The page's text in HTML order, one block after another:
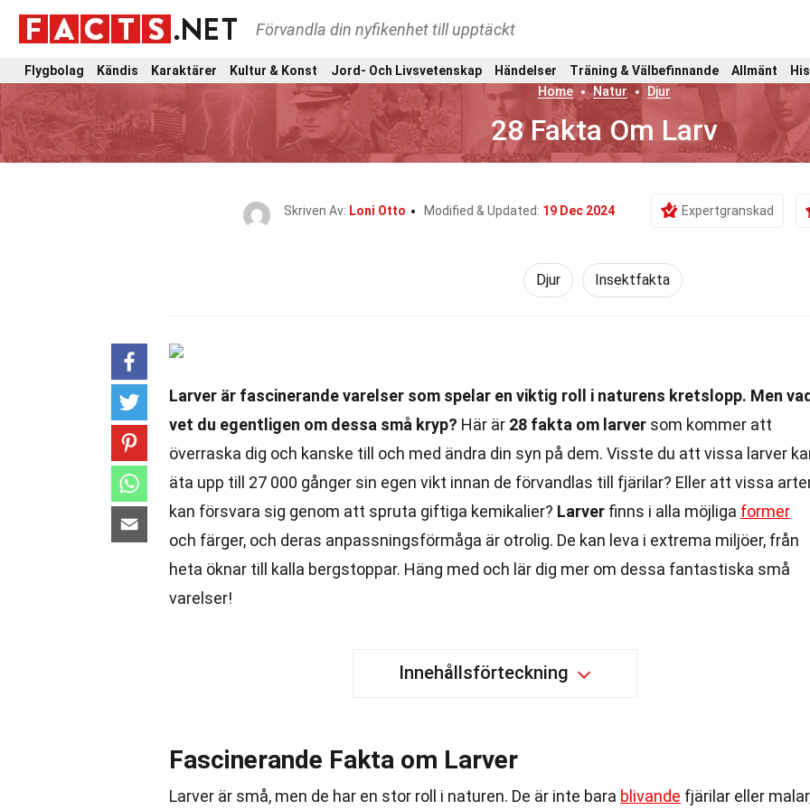
Förvandla din nyfikenhet till upptäckt
Flygbolag Kändis Karaktärer Kultur & Konst Jord- Och Livsvetenskap Händelser Träning & Välbefinnande Allmänt
Home
Natur Djur
28 Fakta Om Larv
Skriven Av: Loni Otto Modified & Updated: 19 Dec 2024 Expertgranskad
Djur Insektfakta
Larver är fascinerande varelser som spelar en viktig roll i naturens kretslopp. Men vad
vet du egentligen om dessa små kryp? Här är 28 fakta om larver som kommer att
överraska dig och kanske till och med ändra din syn på dem. Visste du att vissa larver
äta upp till 27 000 gånger sin egen vikt innan de förvandlas till fjärilar? Eller att vissa
kan försvara sig genom att spruta giftiga kemikalier? Larver finns i alla möjliga former
och färger, och deras anpassningsförmåga är otrolig. De kan leva i extrema miljöer, från
heta öknar till kalla bergstoppar. Häng med och lär dig mer om dessa fantastiska små
varelser!
Innehållsförteckning
Fascinerande Fakta om Larver
Larver är små, men de har en stor roll i naturen. De är inte bara blivande fjärilar eller